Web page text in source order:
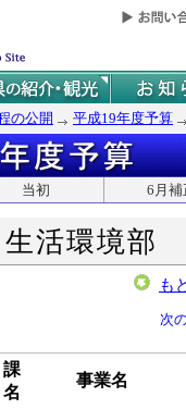
の公開 平成19年度予算
当初 6月補
生活環境部
も
次
課
名
事業名